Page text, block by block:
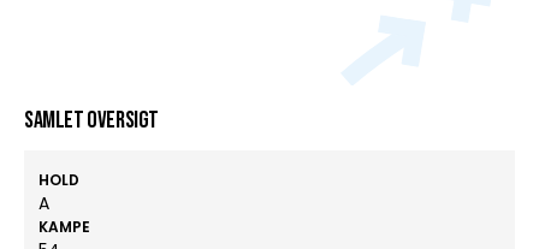
Samlet oversigt
HOLD
A
KAMPE